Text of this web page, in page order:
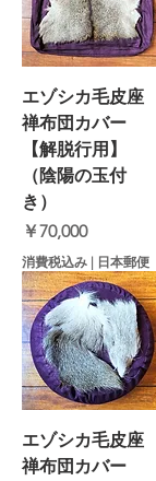
エゾシカ毛皮座
禅布団カバー
【解脱行用】
（陰陽の玉付
き）
価格
￥70,000
消費税込み | 日本郵便
エゾシカ毛皮座
禅布団カバー